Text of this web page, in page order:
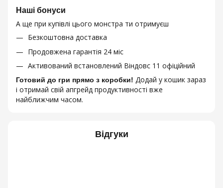
Наші бонуси
А ще при купівлі цього монстра ти отримуєш
Безкоштовна доставка
Продовжена гарантія 24 міс
Активований встановлений Віндовс 11 офіційний
Готовий до гри прямо з коробки! Додай у кошик зараз
і отримай свій апгрейд продуктивності вже
найближчим часом.
Відгуки